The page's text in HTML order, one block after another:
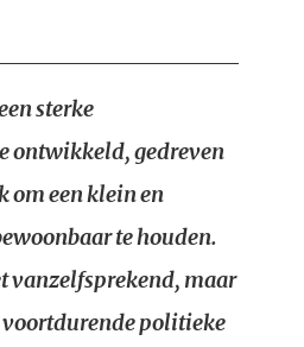
sterke
ontwikkeld, gedreven
om een klein en
te houden.
vanzelfsprekend, maar
politieke